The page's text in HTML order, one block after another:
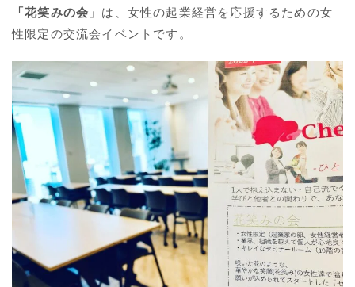
「花笑みの会」 は、女性の起業経営を応援するための女
性限定の交流会イベントです。